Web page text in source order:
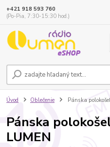
+421 918 593 760
(Po-Pia, 7:30-15:30 hod.)
Úvod Oblečenie Pánska
Pánska
LUMEN